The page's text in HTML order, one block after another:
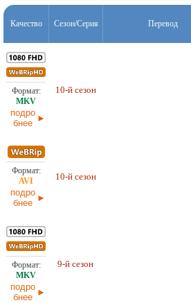
Качество Сезон/Серия Перевод
подро
бнее
10-й сезон
подро
бнее
10-й сезон
подро
бнее
9-й сезон